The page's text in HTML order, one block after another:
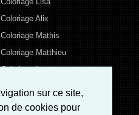
sur ce site,
de cookies pour
Coloriage Alix
Coloriage Mathis
Coloriage Matthieu
Coloriage Luna
Coloriage Jeanne